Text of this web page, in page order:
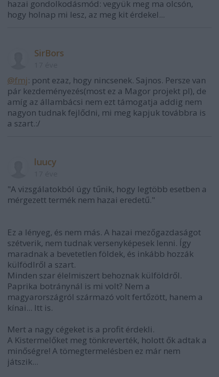
hazai gondolkodásmód: vegyük meg ma olcsón,
hogy holnap mi lesz, az meg kit érdekel...
SirBors
@fmj: pont ezaz, hogy nincsenek. Sajnos. Persze van
pár kezdeményezés(most ez a Magor projekt pl), de
amíg az állambácsi nem ezt támogatja addig nem
nagyon tudnak fejlődni, mi meg kapjuk továbbra is
a szart.:/
luucy
"A vizsgálatokból úgy tűnik, hogy legtöbb esetben a
mérgezett termék nem hazai eredetű."
Ez a lényeg, és nem más. A hazai mezőgazdaságot
szétverik, nem tudnak versenyképesek lenni. Így
maradnak a bevetetlen földek, és inkább hozzák
külfödlről a szart.
Minden szar élelmiszert behoznak külföldről.
Paprika botránynál is mi volt? Nem a
magyarországról származó volt fertőzött, hanem a
kínai... Itt is.
Mert a nagy cégeket is a profit érdekli.
A Kistermelőket meg tönkreverték, holott ők adtak a
minőségre! A tömegtermelésben ez már nem
játszik...